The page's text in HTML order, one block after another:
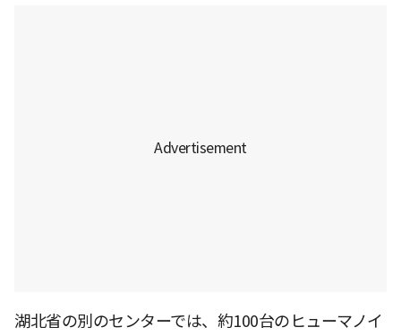
湖北省の別のセンターでは、約100台のヒューマノイ